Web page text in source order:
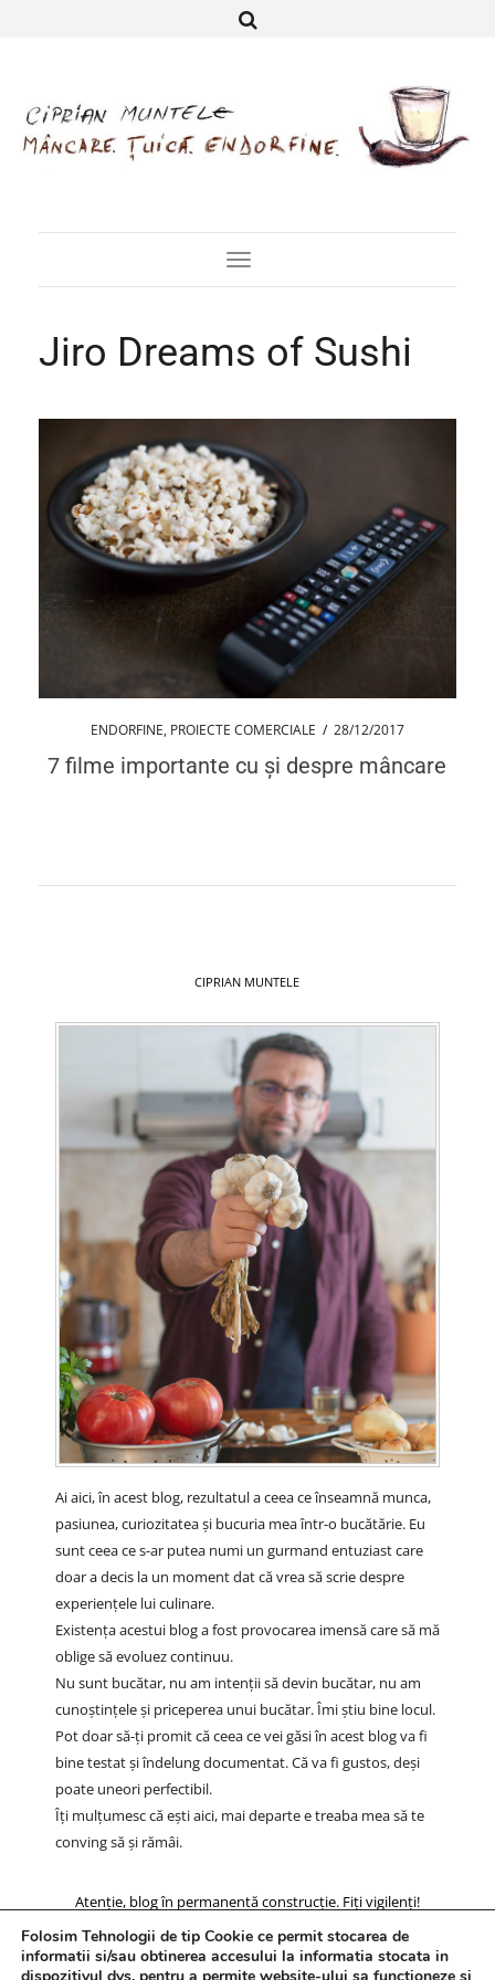
Toggle
Navigation
Jiro Dreams of Sushi
ENDORFINE, PROIECTE COMERCIALE / 28/12/2017
7 filme importante cu și despre mâncare
CIPRIAN MUNTELE
Ai aici, în acest blog, rezultatul a ceea ce înseamnă munca,
pasiunea, curiozitatea și bucuria mea într-o bucătărie. Eu
sunt ceea ce s-ar putea numi un gurmand entuziast care
doar a decis la un moment dat că vrea să scrie despre
experiențele lui culinare.
Existența acestui blog a fost provocarea imensă care să mă
oblige să evoluez continuu.
Nu sunt bucătar, nu am intenții să devin bucătar, nu am
cunoștințele și priceperea unui bucătar. Îmi știu bine locul.
Pot doar să-ți promit că ceea ce vei găsi în acest blog va fi
bine testat și îndelung documentat. Că va fi gustos, deși
poate uneori perfectibil.
Îți mulțumesc că ești aici, mai departe e treaba mea să te
conving să și rămâi.
Atenție, blog în permanentă construcție. Fiți vigilenți!
Folosim Tehnologii de tip Cookie ce permit stocarea de
informatii si/sau obtinerea accesului la informatia stocata in